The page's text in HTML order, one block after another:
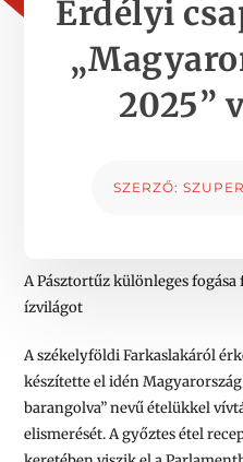
Erdélyi
2025”
SZERZŐ:
A Pásztortűz különleges
ízvilágot
A székelyföldi Farkaslakáról
készítette el idén
barangolva” nevű ételükkel
elismerését. A győztes étel